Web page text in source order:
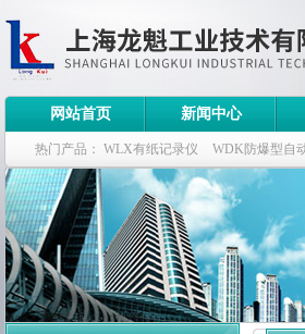
网站首页 新闻中心
热门产品： WLX有纸记录仪 WDK防爆型自
WDK流量定量控制柜 WB-2100定量装车控制